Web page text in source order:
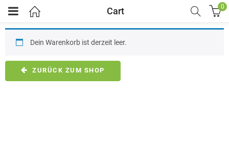
Cart 0
Dein Warenkorb ist derzeit leer.
ZURÜCK ZUM SHOP